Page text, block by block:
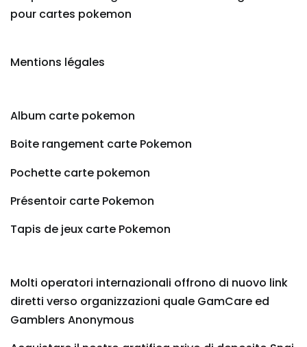
pour cartes pokemon
Mentions légales
Album carte pokemon
Boite rangement carte Pokemon
Pochette carte pokemon
Présentoir carte Pokemon
Tapis de jeux carte Pokemon
Molti operatori internazionali offrono di nuovo link
diretti verso organizzazioni quale GamCare ed
Gamblers Anonymous